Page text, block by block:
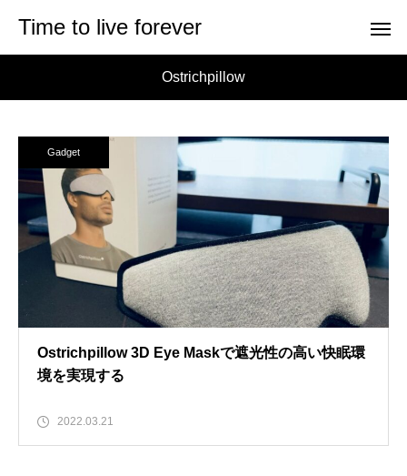
Time to live forever
Ostrichpillow
Gadget
Ostrichpillow 3D Eye Maskで遮光性の高い快眠環
境を実現する
2022.03.21